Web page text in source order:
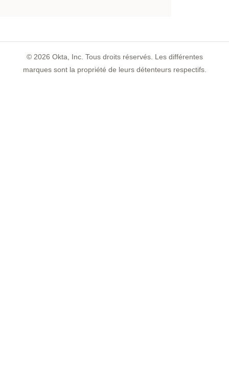
© 2026 Okta, Inc. Tous droits réservés. Les différentes
marques sont la propriété de leurs détenteurs respectifs.